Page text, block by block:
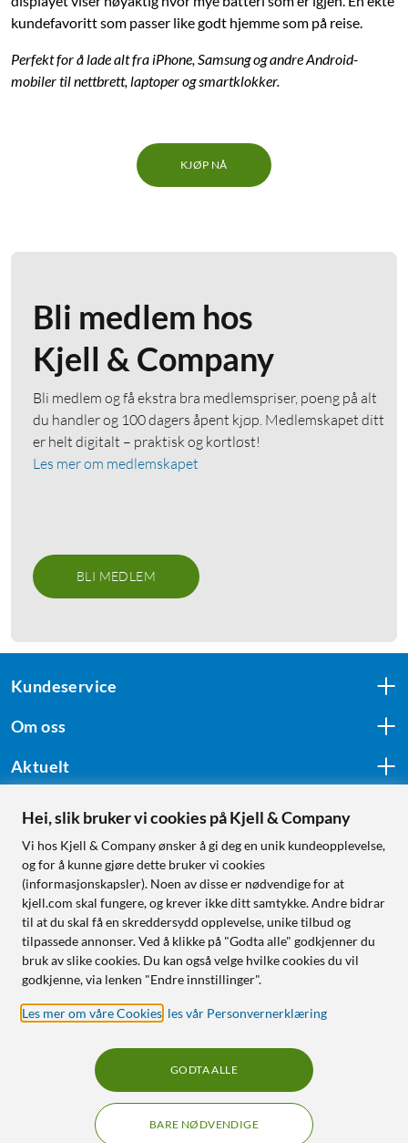
kundefavoritt som passer like godt hjemme som på reise.
Perfekt for å lade alt fra iPhone, Samsung og andre Android-
mobiler til nettbrett, laptoper og smartklokker.
KJØP NÅ
Bli medlem hos
Kjell & Company
Bli medlem og få ekstra bra medlemspriser, poeng på alt
du handler og 100 dagers åpent kjøp. Medlemskapet ditt
er helt digitalt – praktisk og kortløst!
Les mer om medlemskapet
BLI MEDLEM
Kundeservice
Om oss
Aktuelt
Følg oss
Handle fra:
Sverige
Norge
RÅD OG TILBEHØR TIL
Hei, slik bruker vi cookies på Kjell & Company
Vi hos Kjell & Company ønsker å gi deg en unik kundeopplevelse,
og for å kunne gjøre dette bruker vi cookies
(informasjonskapsler). Noen av disse er nødvendige for at
kjell.com skal fungere, og krever ikke ditt samtykke. Andre bidrar
til at du skal få en skreddersydd opplevelse, unike tilbud og
tilpassede annonser. Ved å klikke på "Godta alle" godkjenner du
bruk av slike cookies. Du kan også velge hvilke cookies du vil
godkjenne, via lenken "Endre innstillinger".
Les mer om våre Cookies les vår Personvernerklæring
BARE NØDVENDIGE
GODTA ALLE